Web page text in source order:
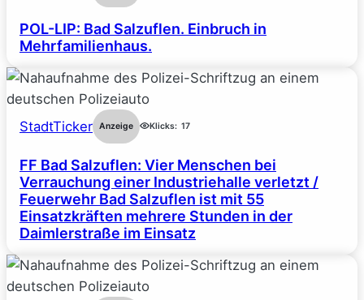
POL-LIP: Bad Salzuflen. Einbruch in
Mehrfamilienhaus.
StadtTicker Anzeige Klicks: 17
FF Bad Salzuflen: Vier Menschen bei
Verrauchung einer Industriehalle verletzt /
Feuerwehr Bad Salzuflen ist mit 55
Einsatzkräften mehrere Stunden in der
Daimlerstraße im Einsatz